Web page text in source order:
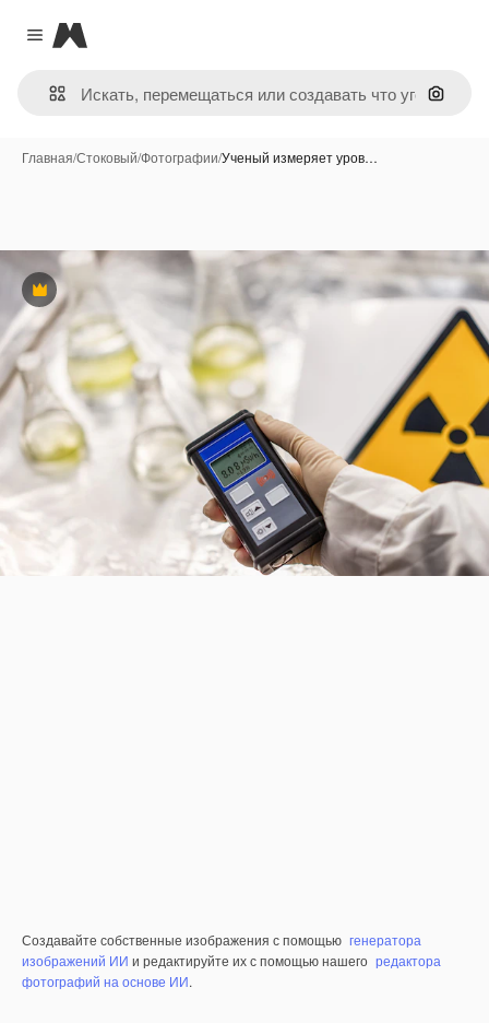
Close menu
Magnific
Поиск
Главная/Стоковый/Фотографии/Ученый измеряет уров…
Премиум
Создавайте собственные изображения с помощью генератора
изображений ИИ и редактируйте их с помощью нашего редактора
фотографий на основе ИИ.